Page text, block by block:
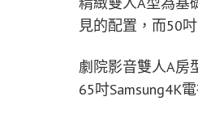
見的配置，而50
劇院影音雙人A房
65吋Samsung4K電